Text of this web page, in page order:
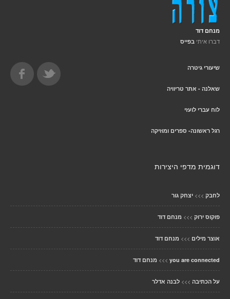
מנחם דוד
דברו איתי בפייס
שיעורי גיטרה
שאלנה - אתר טריוויה
לוח עברי לועזי
רגל ראשונה- ספרים ומוזיקה
דוגמית מדפי היצירות
לחבק >>> יצחק גור
פוקוס ירוק >>> מנחם דוד
אוצר מילים >>> מנחם דוד
you are connected
>>> מנחם דוד
על הכתיבה >>> לבנה אדלר